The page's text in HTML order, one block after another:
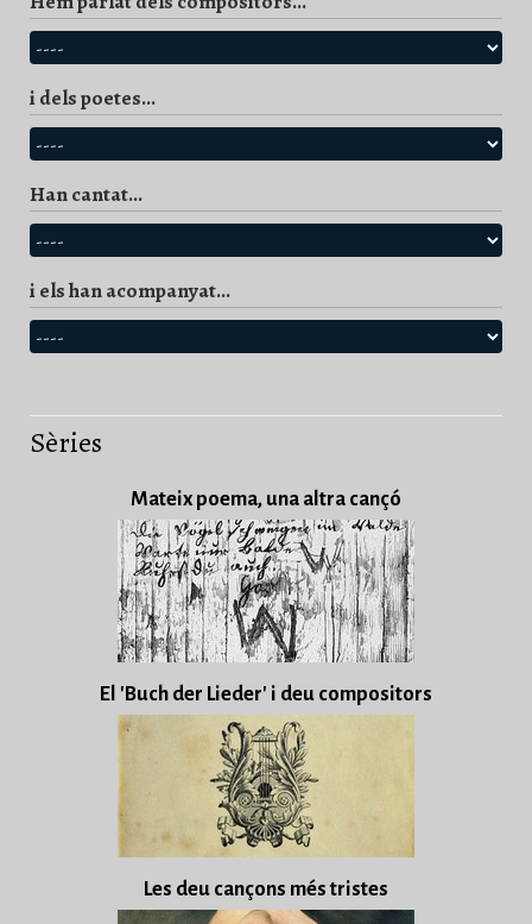
i dels poetes...
Han cantat...
i els han acompanyat...
Sèries
Mateix poema, una altra cançó
El 'Buch der Lieder' i deu compositors
Les deu cançons més tristes